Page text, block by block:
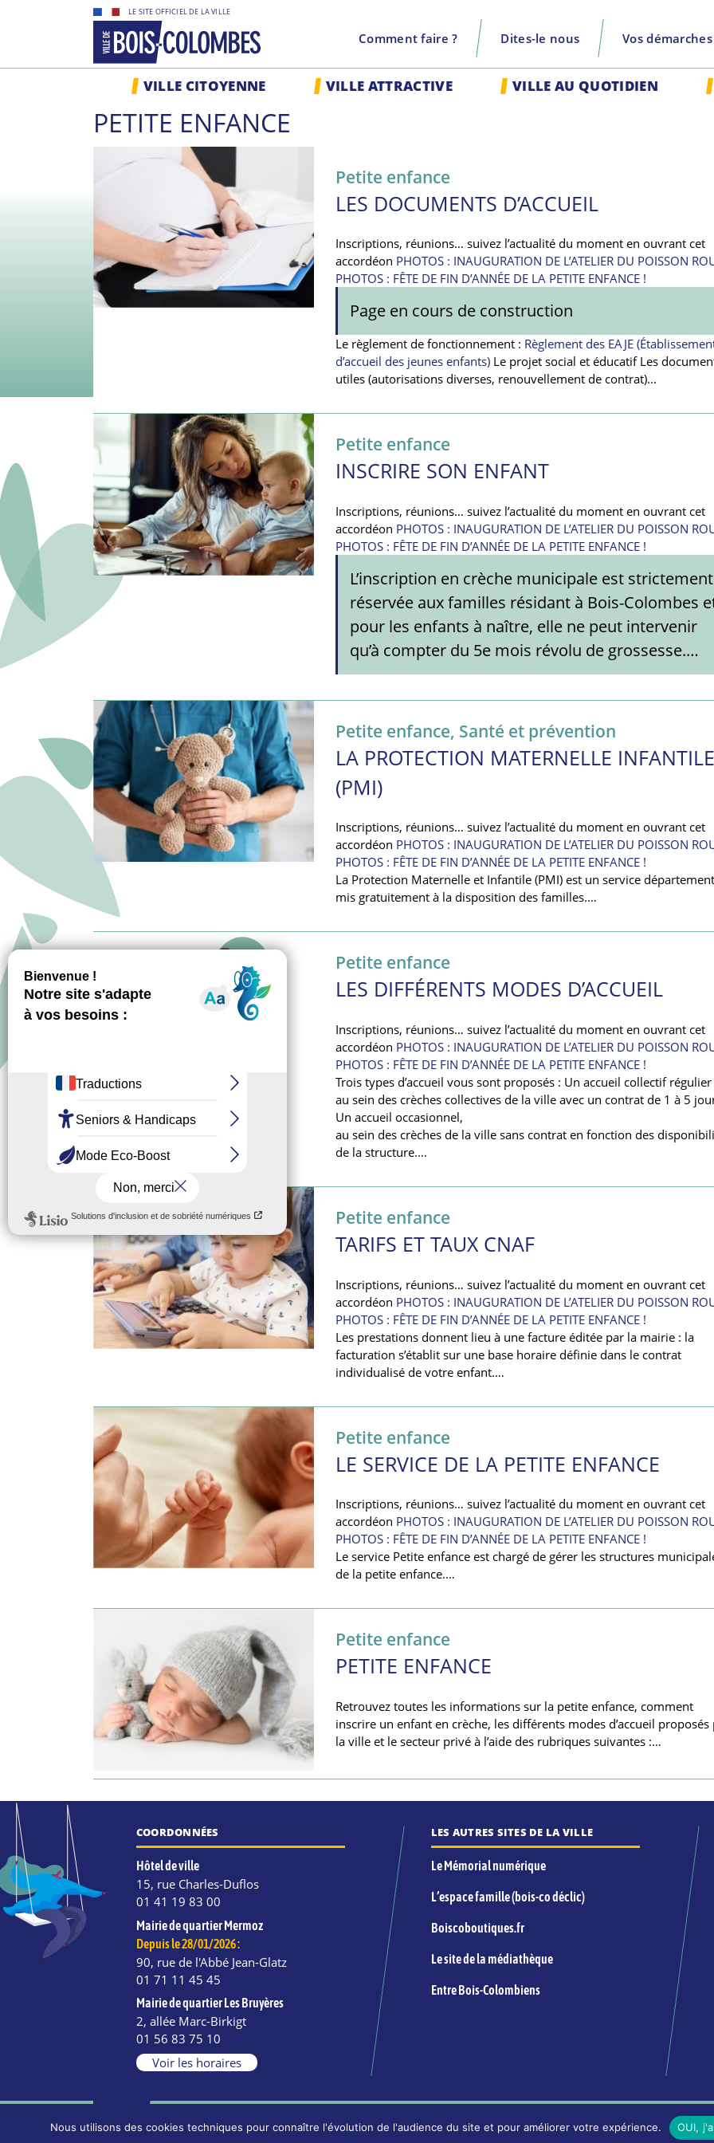
LE SITE OFFICIEL DE LA VILLE
de
la
ville
Comment faire ? Dites-le nous Vos démarches
recherche
VILLE CITOYENNE VILLE ATTRACTIVE VILLE AU QUOTIDIEN
PETITE ENFANCE
Petite enfance
LES DOCUMENTS D’ACCUEIL
Inscriptions, réunions… suivez l’actualité du moment en ouvrant cet
accordéon PHOTOS : INAUGURATION DE L’ATELIER DU POISSON
PHOTOS : FÊTE DE FIN D’ANNÉE DE LA PETITE ENFANCE !
Page en cours de construction
Le règlement de fonctionnement : Règlement des EAJE
d’accueil des jeunes enfants)Le projet social et éducatif Les
utiles (autorisations diverses, renouvellement de contrat)…
Petite enfance
INSCRIRE SON ENFANT
Inscriptions, réunions… suivez l’actualité du moment en ouvrant cet
accordéon PHOTOS : INAUGURATION DE L’ATELIER DU POISSON
PHOTOS : FÊTE DE FIN D’ANNÉE DE LA PETITE ENFANCE !
L’inscription en crèche municipale est strictement
réservée aux familles résidant à Bois-Colombes
pour les enfants à naître, elle ne peut intervenir
qu’à compter du 5e mois révolu de grossesse.…
Petite enfance, Santé et prévention
LA PROTECTION MATERNELLE INFANTILE
(PMI)
Inscriptions, réunions… suivez l’actualité du moment en ouvrant cet
accordéon PHOTOS : INAUGURATION DE L’ATELIER DU POISSON
PHOTOS : FÊTE DE FIN D’ANNÉE DE LA PETITE ENFANCE !
La Protection Maternelle et Infantile (PMI) est un service
mis gratuitement à la disposition des familles.…
Petite enfance
LES DIFFÉRENTS MODES D’ACCUEIL
Inscriptions, réunions… suivez l’actualité du moment en ouvrant cet
accordéon PHOTOS : INAUGURATION DE L’ATELIER DU POISSON
PHOTOS : FÊTE DE FIN D’ANNÉE DE LA PETITE ENFANCE !
Trois types d’accueil vous sont proposés : Un accueil collectif régulier
au sein des crèches collectives de la ville avec un contrat de 1 à 5
Un accueil occasionnel,
au sein des crèches de la ville sans contrat en fonction des
de la structure.…
Petite enfance
TARIFS ET TAUX CNAF
Inscriptions, réunions… suivez l’actualité du moment en ouvrant cet
accordéon PHOTOS : INAUGURATION DE L’ATELIER DU POISSON
PHOTOS : FÊTE DE FIN D’ANNÉE DE LA PETITE ENFANCE !
Les prestations donnent lieu à une facture éditée par la mairie : la
facturation s’établit sur une base horaire définie dans le contrat
individualisé de votre enfant.…
Petite enfance
LE SERVICE DE LA PETITE ENFANCE
Inscriptions, réunions… suivez l’actualité du moment en ouvrant cet
accordéon PHOTOS : INAUGURATION DE L’ATELIER DU POISSON
PHOTOS : FÊTE DE FIN D’ANNÉE DE LA PETITE ENFANCE !
Le service Petite enfance est chargé de gérer les structures
de la petite enfance.…
Petite enfance
PETITE ENFANCE
Retrouvez toutes les informations sur la petite enfance, comment
inscrire un enfant en crèche, les différents modes d’accueil proposés
la ville et le secteur privé à l’aide des rubriques suivantes :…
COORDONNÉES
Hôtel de ville
15, rue Charles-Duflos
01 41 19 83 00
Mairie de quartier Mermoz
Depuis le 28/01/2026 :
90, rue de l'Abbé Jean-Glatz
01 71 11 45 45
Mairie de quartier Les Bruyères
2, allée Marc-Birkigt
01 56 83 75 10
Voir les horaires
LES AUTRES SITES DE LA VILLE
Le Mémorial numérique
L’espace famille (bois-co déclic)
Boiscoboutiques.fr
Le site de la médiathèque
Entre Bois-Colombiens
INFORMATIONS LÉGALES ET ÉDITORIALES
Nous utilisons des cookies techniques pour connaître l'évolution de l'audience du site et pour améliorer votre expérience. OUI,